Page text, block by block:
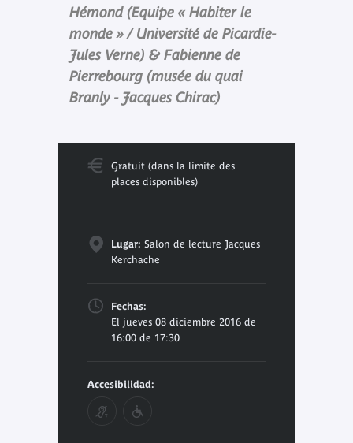
Hémond (Equipe « Habiter le
monde » / Université de Picardie-
Jules Verne) & Fabienne de
Pierrebourg (musée du quai
Branly - Jacques Chirac)
Gratuit (dans la limite des
places disponibles)
Lugar: Salon de lecture Jacques
Kerchache
Fechas:
El jueves 08 diciembre 2016 de
16:00 de 17:30
Accesibilidad: